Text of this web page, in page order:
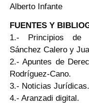
Alberto Infante
FUENTES Y
1.- Principios de
Sánchez Calero y
2.- Apuntes de
Rodríguez-Cano.
3.- Noticias Jurídicas.
4.- Aranzadi digital.